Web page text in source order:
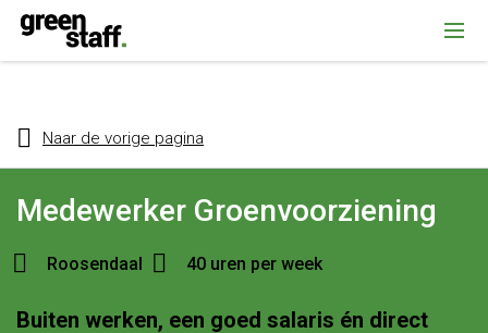
{ "@context": "https://schema.org", "@type": "Organization", "name":
""Greenstaff, "url": "https://www.greenstaff.nl", "logo": "" }
Naar de vorige pagina
Medewerker Groenvoorziening
Roosendaal 40 uren per week
Buiten werken, een goed salaris én direct